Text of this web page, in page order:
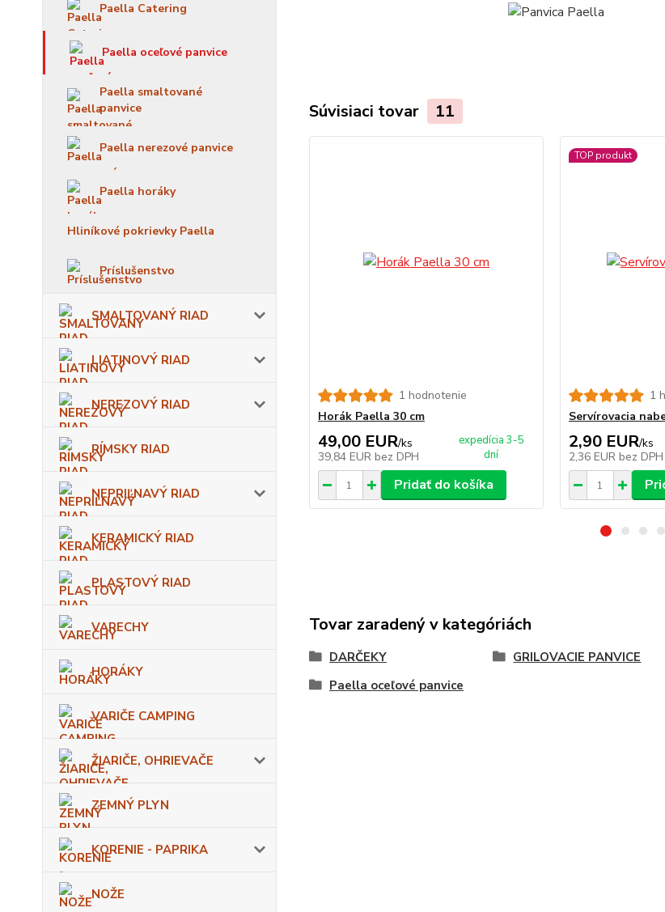
Paella Catering
Paella oceľové panvice
Paella smaltované
panvice
Paella nerezové panvice
Paella horáky
Hliníkové pokrievky Paella
Príslušenstvo
SMALTOVANÝ RIAD
LIATINOVÝ RIAD
NEREZOVÝ RIAD
RÍMSKY RIAD
NEPRIĽNAVÝ RIAD
KERAMICKÝ RIAD
PLASTOVÝ RIAD
VARECHY
HORÁKY
VARIČE CAMPING
ŽIARIČE, OHRIEVAČE
ZEMNÝ PLYN
KORENIE - PAPRIKA
NOŽE
Súvisiaci tovar 11
1 hodnotenie
Horák Paella 30 cm
49,00 EUR/ks
39,84 EUR bez DPH
expedícia 3-5
dní
Pridať do košíka
TOP produkt
1
Servírovacia
2,90 EUR/ks
2,36 EUR bez DPH
Tovar zaradený v kategóriách
DARČEKY GRILOVACIE PANVICE
Paella oceľové panvice